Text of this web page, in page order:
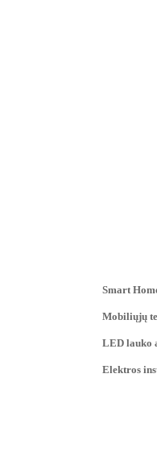
Smart
Mobiliųjų
LED lauko
Elektros